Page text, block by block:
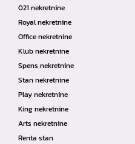
021 nekretnine
Royal nekretnine
Office nekretnine
Klub nekretnine
Spens nekretnine
Stan nekretnine
Play nekretnine
King nekretnine
Arts nekretnine
Renta stan